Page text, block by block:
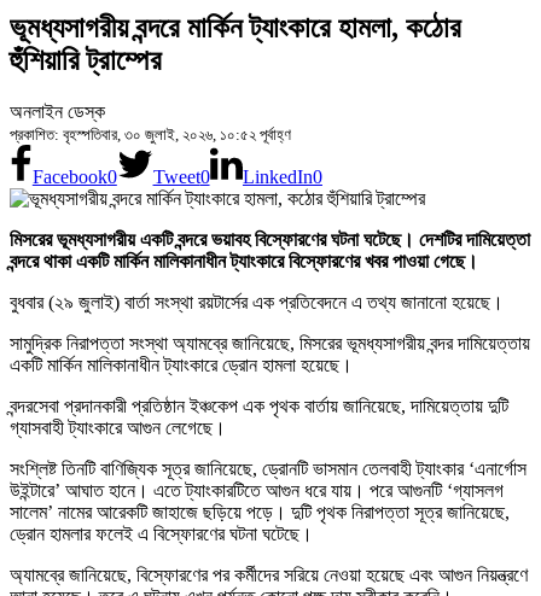
ভূমধ্যসাগরীয় বন্দরে মার্কিন ট্যাংকারে হামলা, কঠোর
হুঁশিয়ারি ট্রাম্পের
অনলাইন ডেস্ক
প্রকাশিত: বৃহস্পতিবার, ৩০ জুলাই, ২০২৬, ১০:৫২ পূর্বাহ্ণ
Facebook0 Tweet0 LinkedIn0
মিসরের ভূমধ্যসাগরীয় একটি বন্দরে ভয়াবহ বিস্ফোরণের ঘটনা ঘটেছে। দেশটির দামিয়েত্তা
বন্দরে থাকা একটি মার্কিন মালিকানাধীন ট্যাংকারে বিস্ফোরণের খবর পাওয়া গেছে।
বুধবার (২৯ জুলাই) বার্তা সংস্থা রয়টার্সের এক প্রতিবেদনে এ তথ্য জানানো হয়েছে।
সামুদ্রিক নিরাপত্তা সংস্থা অ্যামব্রে জানিয়েছে, মিসরের ভূমধ্যসাগরীয় বন্দর দামিয়েত্তায়
একটি মার্কিন মালিকানাধীন ট্যাংকারে ড্রোন হামলা হয়েছে।
বন্দরসেবা প্রদানকারী প্রতিষ্ঠান ইঞ্চকেপ এক পৃথক বার্তায় জানিয়েছে, দামিয়েত্তায় দুটি
গ্যাসবাহী ট্যাংকারে আগুন লেগেছে।
সংশ্লিষ্ট তিনটি বাণিজ্যিক সূত্র জানিয়েছে, ড্রোনটি ভাসমান তেলবাহী ট্যাংকার ‘এনার্গোস
উইন্টারে’ আঘাত হানে। এতে ট্যাংকারটিতে আগুন ধরে যায়। পরে আগুনটি ‘গ্যাসলগ
সালেম’ নামের আরেকটি জাহাজে ছড়িয়ে পড়ে। দুটি পৃথক নিরাপত্তা সূত্র জানিয়েছে,
ড্রোন হামলার ফলেই এ বিস্ফোরণের ঘটনা ঘটেছে।
অ্যামব্রে জানিয়েছে, বিস্ফোরণের পর কর্মীদের সরিয়ে নেওয়া হয়েছে এবং আগুন নিয়ন্ত্রণে